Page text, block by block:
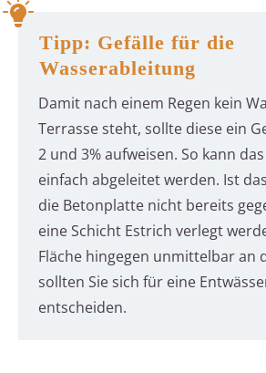
Tipp: Gefälle für die
Wasserableitung
Damit nach einem Regen kein
Terrasse steht, sollte diese ein
2 und 3% aufweisen. So kann
einfach abgeleitet werden. Ist
die Betonplatte nicht bereits
eine Schicht Estrich verlegt
Fläche hingegen unmittelbar an
sollten Sie sich für eine
entscheiden.